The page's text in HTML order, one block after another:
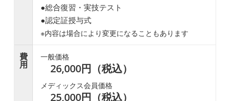
●総合復習・実技テスト
●認定証授与式
※内容は場合により変更になることもあります
費
用
一般価格
26,000円（税込）
メディックス会員価格
25,000円（税込）